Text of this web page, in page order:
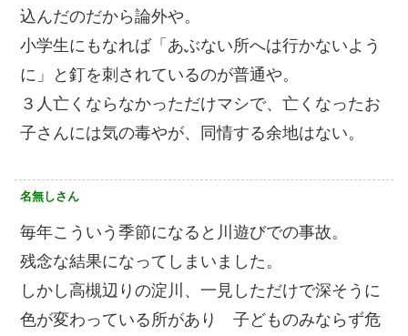
込んだのだから論外や。
小学生にもなれば「あぶない所へは行かないよう
に」と釘を刺されているのが普通や。
３人亡くならなかっただけマシで、亡くなったお
子さんには気の毒やが、同情する余地はない。
名無しさん
毎年こういう季節になると川遊びでの事故。
残念な結果になってしまいました。
しかし高槻辺りの淀川、一見しただけで深そうに
色が変わっている所があり 子どものみならず危